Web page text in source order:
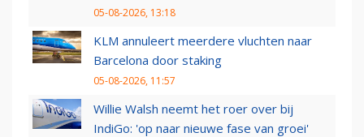
05-08-2026, 13:18
KLM annuleert meerdere vluchten naar
Barcelona door staking
05-08-2026, 11:57
Willie Walsh neemt het roer over bij
IndiGo: 'op naar nieuwe fase van groei'